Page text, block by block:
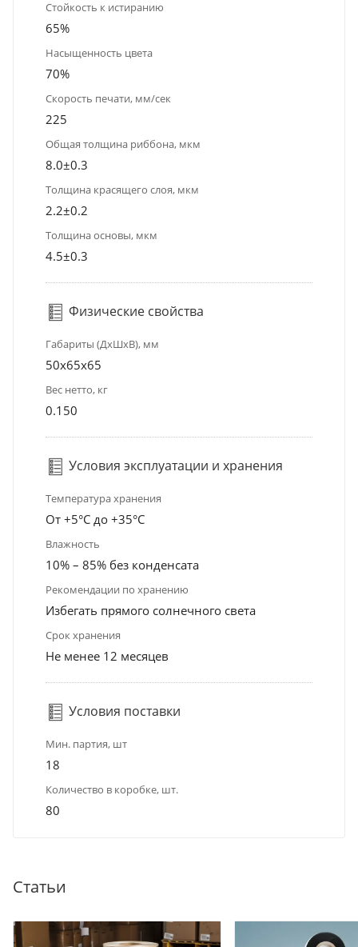
Стойкость к истиранию
65%
Насыщенность цвета
70%
Скорость печати, мм/сек
225
Общая толщина риббона, мкм
8.0±0.3
Толщина красящего слоя, мкм
2.2±0.2
Толщина основы, мкм
4.5±0.3
Физические свойства
Габариты (ДхШхВ), мм
50x65x65
Вес нетто, кг
0.150
Условия эксплуатации и хранения
Температура хранения
От +5°С до +35°С
Влажность
10% – 85% без конденсата
Рекомендации по хранению
Избегать прямого солнечного света
Срок хранения
Не менее 12 месяцев
Условия поставки
Мин. партия, шт
18
Количество в коробке, шт.
80
Статьи